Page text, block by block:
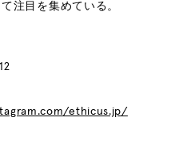
注目を集めている。
ethicus.jp/